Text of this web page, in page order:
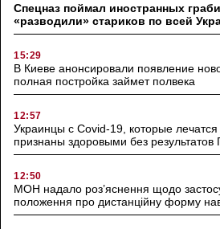
Спецназ поймал иностранных
«разводили» стариков по всей
15:29
В Киеве анонсировали появление
полная постройка займет полвека
12:57
Украинцы с Covid-19, которые
признаны здоровыми без результатов
12:50
МОН надало роз’яснення щодо
положення про дистанційну форму